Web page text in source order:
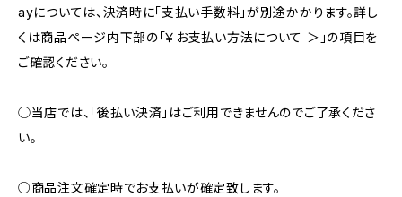
ayについては、決済時に「支払い手数料」が別途かかります。詳し
くは商品ページ内下部の「￥お支払い方法について ＞」の項目を
ご確認ください。
◯当店では、｢後払い決済｣はご利用できませんのでご了承くださ
い。
○商品注文確定時でお支払いが確定致します。